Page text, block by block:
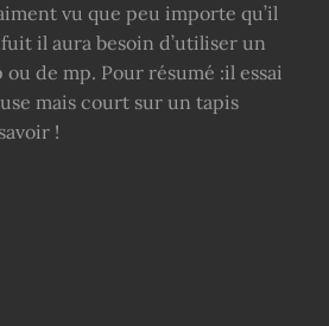
vu que peu importe qu’il
il aura besoin d’utiliser un
de mp. Pour résumé :il essai
mais court sur un tapis
!